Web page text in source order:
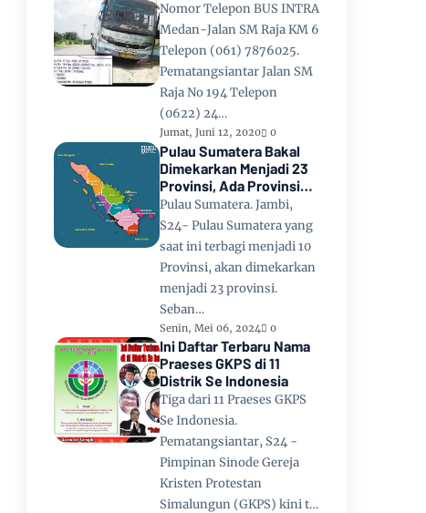
Nomor Telepon BUS INTRA
Medan-Jalan SM Raja KM 6
Telepon (061) 7876025.
Pematangsiantar Jalan SM
Raja No 194 Telepon
(0622) 24…
Jumat, Juni 12, 2020 0
Pulau Sumatera Bakal
Dimekarkan Menjadi 23
Provinsi, Ada Provinsi
Toba Raya dan Provinsi
Tapanuli
Pulau Sumatera. Jambi,
S24- Pulau Sumatera yang
saat ini terbagi menjadi 10
Provinsi, akan dimekarkan
menjadi 23 provinsi.
Seban…
Senin, Mei 06, 2024 0
Ini Daftar Terbaru Nama
Praeses GKPS di 11
Distrik Se Indonesia
Tiga dari 11 Praeses GKPS
Se Indonesia.
Pematangsiantar, S24 -
Pimpinan Sinode Gereja
Kristen Protestan
Simalungun (GKPS) kini t…